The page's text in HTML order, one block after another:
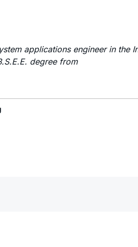
applications engineer in
degree from